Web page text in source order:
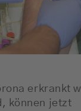
erkrankt
können jetzt